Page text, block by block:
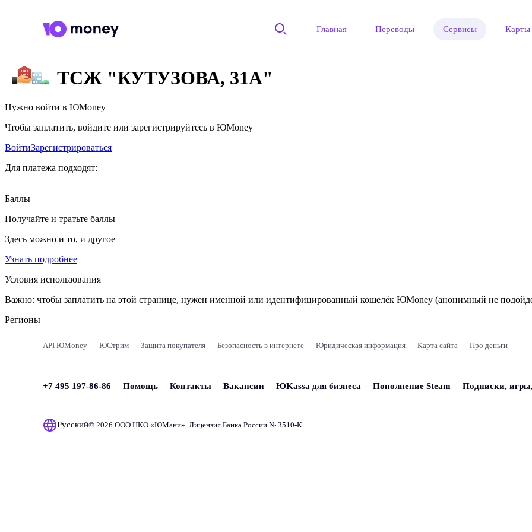
Главная Переводы Сервисы Карты
ТСЖ "КУТУЗОВА, 31А"
Нужно войти в ЮMoney
Чтобы заплатить, войдите или зарегистрируйтесь в ЮMoney
ВойтиЗарегистрироваться
Для платежа подходят:
Баллы
Получайте и тратьте баллы
Здесь можно и то, и другое
Узнать подробнее
Условия использования
Важно: чтобы заплатить на этой странице, нужен именной или идентифицированный кошелёк ЮMoney (анонимный не
Регионы
API ЮMoney ЮСтрим Защита покупателя Безопасность в интернете Юридическая информация Карта сайта Про деньги
+7 495 197-86-86 Помощь Контакты Вакансии ЮKassa для бизнеса Пополнение Steam Подписки,
Русский© 2026 ООО НКО «ЮМани». Лицензия Банка России № 3510‑К